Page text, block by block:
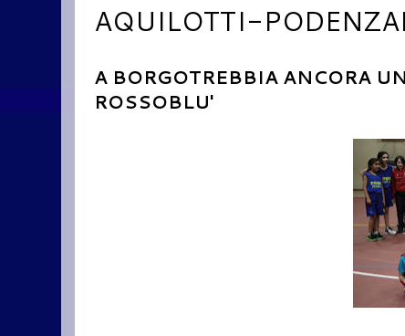
AQUILOTTI-
A BORGOTREBBIA ANCORA
ROSSOBLU'